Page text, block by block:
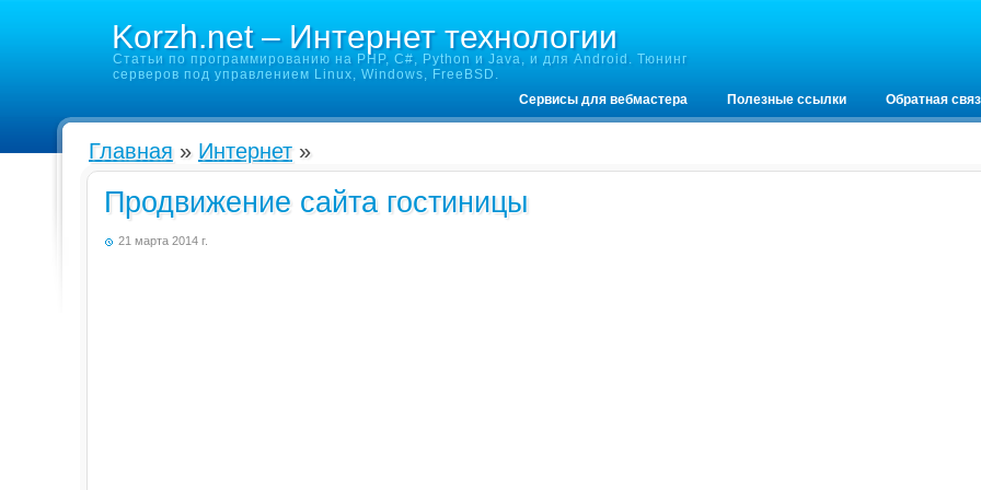
Korzh.net – Интернет технологии
Статьи по программированию на PHP, C#, Python и Java, и для Android. Тюнинг
серверов под управлением Linux, Windows, FreeBSD.
Сервисы для вебмастера
Полезные ссылки Обратная
Главная » Интернет »
Продвижение сайта гостиницы
21 марта 2014 г.